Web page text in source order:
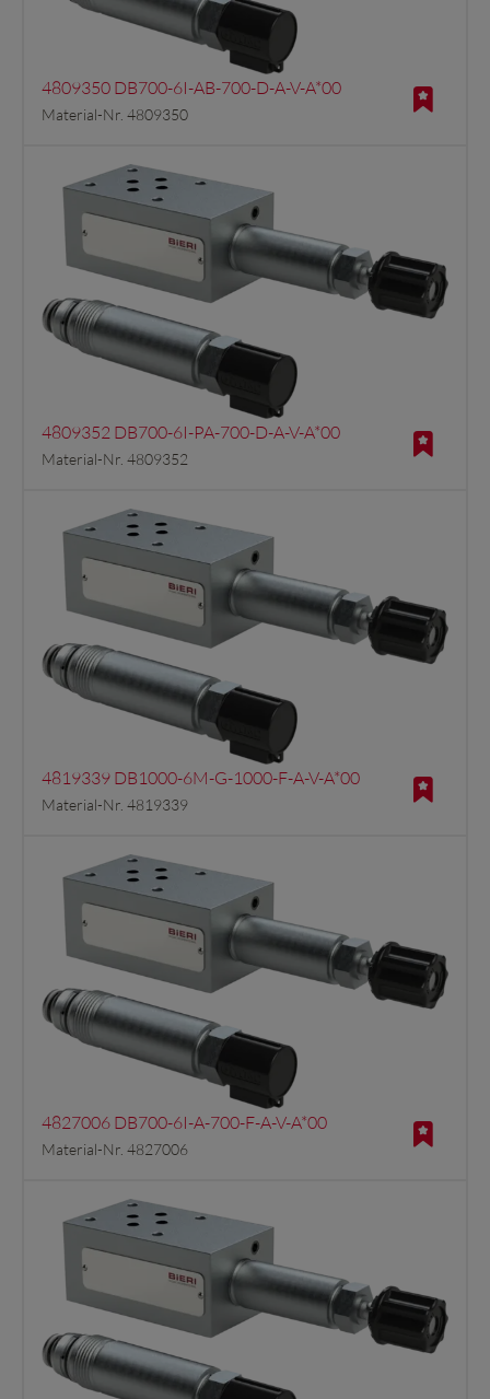
4809350 DB700-6I-AB-700-D-A-V-A*00
Material-Nr. 4809350
4809352 DB700-6I-PA-700-D-A-V-A*00
Material-Nr. 4809352
4819339 DB1000-6M-G-1000-F-A-V-A*00
Material-Nr. 4819339
4827006 DB700-6I-A-700-F-A-V-A*00
Material-Nr. 4827006